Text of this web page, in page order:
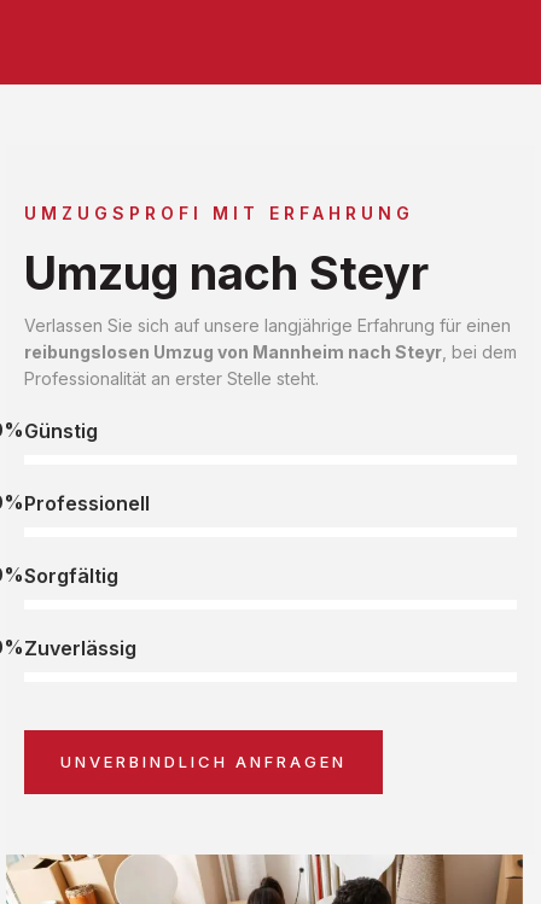
UMZUGSPROFI MIT ERFAHRUNG
Umzug nach Steyr
Verlassen Sie sich auf unsere langjährige Erfahrung für einen
reibungslosen Umzug von Mannheim nach Steyr , bei dem
Professionalität an erster Stelle steht.
Günstig
Professionell
Sorgfältig
Zuverlässig
UNVERBINDLICH ANFRAGEN